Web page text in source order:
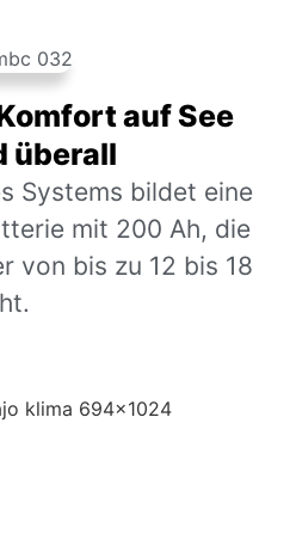
auf See
überall
Systems bildet eine
mit 200 Ah, die
von bis zu 12 bis 18